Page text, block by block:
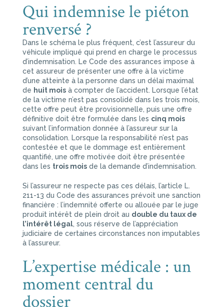
Qui indemnise le piéton
renversé ?
Dans le schéma le plus fréquent, c’est l’assureur du
véhicule impliqué qui prend en charge le processus
d’indemnisation. Le Code des assurances impose à
cet assureur de présenter une offre à la victime
d’une atteinte à la personne dans un délai maximal
de huit moisà compter de l’accident. Lorsque l’état
de la victime n’est pas consolidé dans les trois mois,
cette offre peut être provisionnelle, puis une offre
définitive doit être formulée dans les cinq mois
suivant l’information donnée à l’assureur sur la
consolidation. Lorsque la responsabilité n’est pas
contestée et que le dommage est entièrement
quantifié, une offre motivée doit être présentée
dans les trois moisde la demande d’indemnisation.
Si l’assureur ne respecte pas ces délais, l’article L.
211-13 du Code des assurances prévoit une sanction
financière : l’indemnité offerte ou allouée par le juge
produit intérêt de plein droit au double du taux de
l’intérêt légal, sous réserve de l’appréciation
judiciaire de certaines circonstances non imputables
à l’assureur.
L’expertise médicale : un
moment central du
dossier